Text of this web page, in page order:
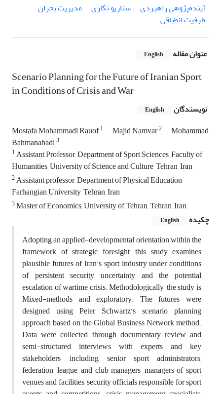
آینده‌پژوهی راهبردی
سناریو نگاری
مدیریت بحران
ظرفیت انطباقی
عنوان مقاله English
Scenario Planning for the Future of Iranian Sport
in Conditions of Crisis and War
نویسندگان English
Mostafa Mohammadi Rauof1 Majid Namvar2
Mohammad
Bahmanabadi3
1Assistant Professor, Department of Sport Sciences, Faculty of
Humanities, University of Science and Culture, Tehran, Iran
2Assistant professor, Department of Physical Education,
Farhangian University, Tehran, Iran
3Master of Economics, University of Tehran, Tehran, Iran
چکیده
English
Adopting an applied-developmental orientation within the
framework of strategic foresight, this study examines
plausible futures of Iran’s sport industry under conditions
of persistent security uncertainty and the potential
escalation of wartime crisis. Methodologically, the study is
Mixed-methods and exploratory. The futures were
designed using Peter Schwartz’s scenario planning
approach based on the Global Business Network method.
Data were collected through documentary review and
semi-structured interviews with experts and key
stakeholders, including senior sport administrators,
federation, league, and club managers, managers of sport
venues and facilities, security officials responsible for sport